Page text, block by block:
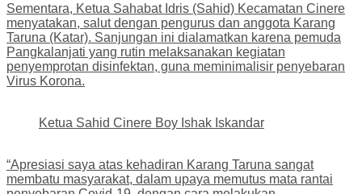
Sementara, Ketua Sahabat Idris (Sahid) Kecamatan Cinere
menyatakan, salut dengan pengurus dan anggota Karang
Taruna (Katar). Sanjungan ini dialamatkan karena pemuda
Pangkalanjati yang rutin melaksanakan kegiatan
penyemprotan disinfektan, guna meminimalisir penyebaran
Virus Korona.
Ketua Sahid Cinere Boy Ishak Iskandar
“Apresiasi saya atas kehadiran Karang Taruna sangat
membatu masyarakat, dalam upaya memutus mata rantai